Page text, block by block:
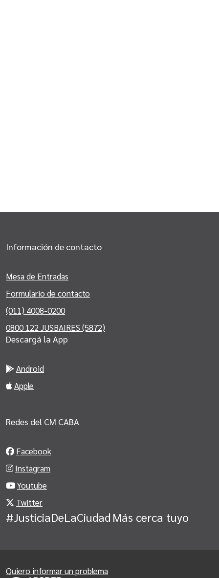
Información de contacto
Mesa de Entradas
Formulario de contacto
(011) 4008-0200
0800 122 JUSBAIRES (5872)
Descargá la App
Android
Apple
Redes del CM CABA
Facebook
Instagram
Youtube
Twitter
#JusticiaDeLaCiudad Más cerca tuyo
Quiero informar un problema